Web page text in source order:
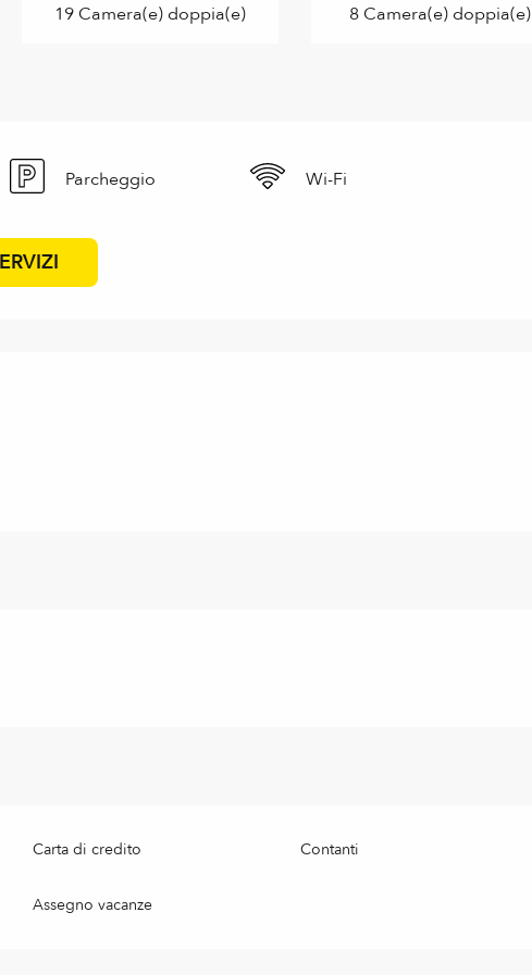
19 Camera(e) doppia(e) 8 Camera(e) doppia(e)
Parcheggio Wi-Fi
Carta di credito Contanti
Assegno vacanze